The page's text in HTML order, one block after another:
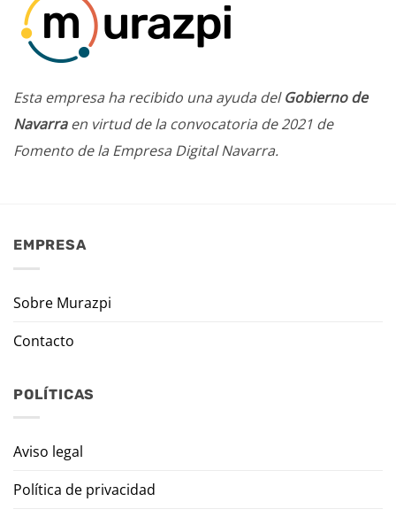
Esta empresa ha recibido una ayuda delGobierno de
Navarraen virtud de la convocatoria de 2021 de
Fomento de la Empresa Digital Navarra.
EMPRESA
Sobre Murazpi
Contacto
POLÍTICAS
Aviso legal
Política de privacidad